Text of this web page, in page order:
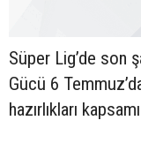
Süper Lig’de son
Gücü 6
hazırlıkları